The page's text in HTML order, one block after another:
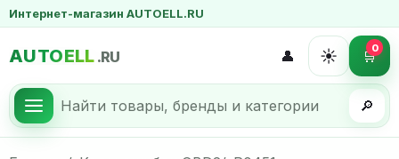
Интернет-магазин AUTOELL.RU
AUTOELL .RU
🔎
👤 ☀️ 🛒0